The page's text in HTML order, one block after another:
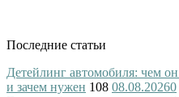
Последние статьи
Детейлинг автомобиля: чем
и зачем нужен 108 08.08.20260